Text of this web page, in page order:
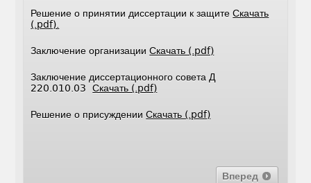
Решение о принятии диссертации к защитеСкачать
(.pdf).
Заключение организацииСкачать (.pdf)
Заключение диссертационного совета Д
220.010.03Скачать (.pdf)
Решение о присужденииСкачать (.pdf)
Вперед